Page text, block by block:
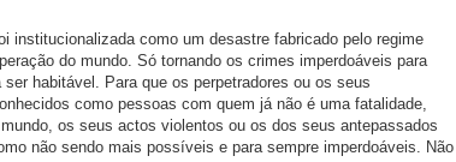
institucionalizada como um desastre fabricado pelo regime
do mundo. Só tornando os crimes imperdoáveis para
habitável. Para que os perpetradores ou os seus
como pessoas com quem já não é uma fatalidade,
os seus actos violentos ou os dos seus antepassados
não sendo mais possíveis e para sempre imperdoáveis. Não